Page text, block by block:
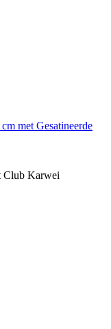
met Gesatineerde
Club Karwei